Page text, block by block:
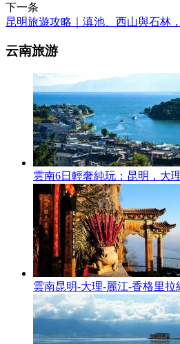
下一条
昆明旅遊攻略｜滇池、西山與石林
云南旅游
雲南6日輕奢純玩：昆明，大
雲南昆明-大理-麗江-香格里拉